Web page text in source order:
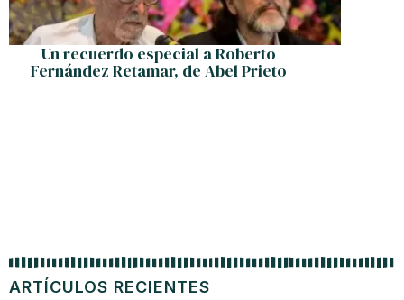
ARTÍCULOS RECIENTES
Un recuerdo especial a Roberto
Fernández Retamar, de Abel Prieto